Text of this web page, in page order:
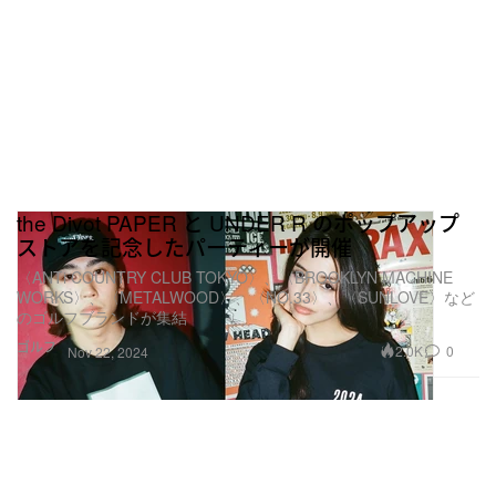
ゴルフ
the Divot PAPER と UNDER R のポップアップ
ストアを記念したパーティーが開催
〈ANTi COUNTRY CLUB TOKYO〉、〈BROOKLYN MACHINE
WORKS〉、〈METALWOOD〉、〈NO.33〉、〈SUNLOVE〉など
のゴルフブランドが集結
Nov 22, 2024 2.0K 0